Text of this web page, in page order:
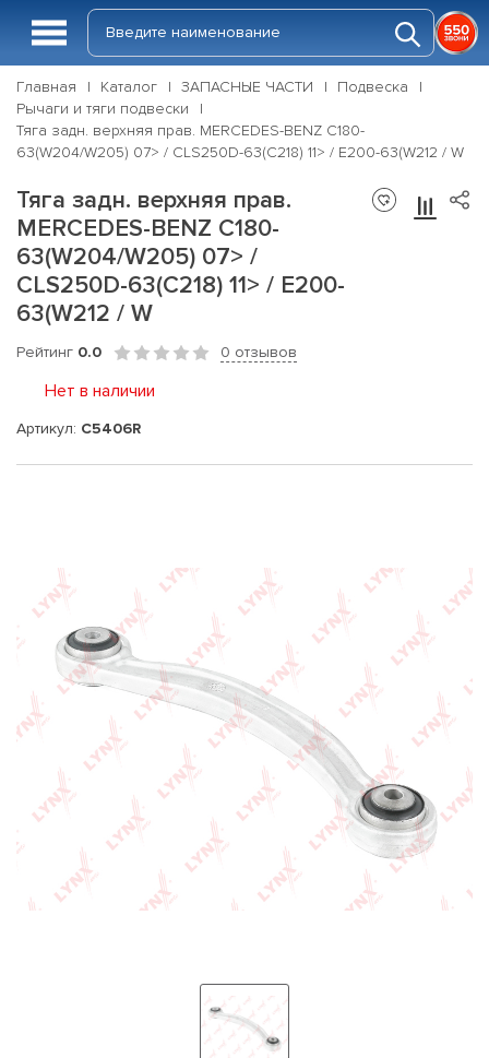
Главная Каталог ЗАПАСНЫЕ ЧАСТИ
Подвеска
Рычаги и тяги подвески
Тяга задн. верхняя прав. MERCEDES-BENZ C180-
63(W204/W205) 07> / CLS250D-63(C218) 11> / E200-63(W212 / W
Тяга задн. верхняя прав.
MERCEDES-BENZ C180-
63(W204/W205) 07> /
CLS250D-63(C218) 11> / E200-
63(W212 / W
Рейтинг 0.0 0 отзывов
Нет в наличии
Артикул: C5406R